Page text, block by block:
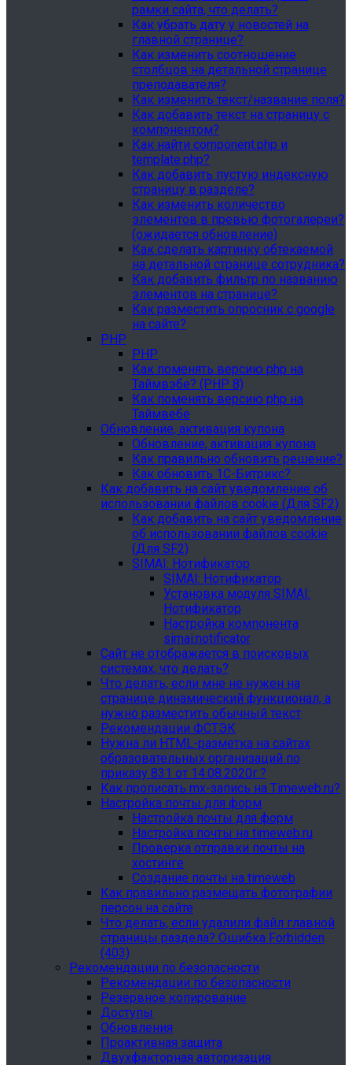
рамки сайта, что делать?
Как убрать дату у новостей на
главной странице?
Как изменить соотношение
столбцов на детальной странице
преподавателя?
Как изменить текст/название поля?
Как добавить текст на страницу с
компонентом?
Как найти component.php и
template.php?
Как добавить пустую индексную
страницу в разделе?
Как изменить количество
элементов в превью фотогалереи?
(ожидается обновление)
Как сделать картинку обтекаемой
на детальной странице сотрудника?
Как добавить фильтр по названию
элементов на странице?
Как разместить опросник с google
на сайте?
PHP
PHP
Как поменять версию php на
Таймвэбе? (PHP 8)
Как поменять версию php на
Таймвебе
Обновление, активация купона
Обновление, активация купона
Как правильно обновить решение?
Как обновить 1С-Битрикс?
Как добавить на сайт уведомление об
использовании файлов cookie (Для SF2)
Как добавить на сайт уведомление
об использовании файлов cookie
(Для SF2)
SIMAI: Нотификатор
SIMAI: Нотификатор
Установка модуля SIMAI:
Нотификатор
Настройка компонента
simai:notificator
Сайт не отображается в поисковых
системах, что делать?
Что делать, если мне не нужен на
странице динамический функционал, а
нужно разместить обычный текст
Рекомендации ФСТЭК
Нужна ли HTML-разметка на сайтах
образовательных организаций по
приказу 831 от 14.08.2020г.?
Как прописать mx-запись на Timeweb.ru?
Настройка почты для форм
Настройка почты для форм
Настройка почты на timeweb.ru
Проверка отправки почты на
хостинге
Создание почты на timeweb
Как правильно размещать фотографии
персон на сайте
Что делать, если удалили файл главной
страницы раздела? Ошибка Forbidden
(403)
Рекомендации по безопасности
Рекомендации по безопасности
Резервное копирование
Доступы
Обновления
Проактивная защита
Двухфакторная авторизация